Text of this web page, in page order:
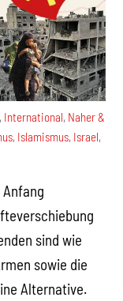
International, Naher &
, Islamismus, Israel,
sind wie
sowie die
Alternative.